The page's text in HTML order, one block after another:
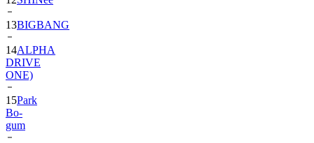
13BIGBANG
14ALPHA
DRIVE
ONE)
15Park
Bo-
gum